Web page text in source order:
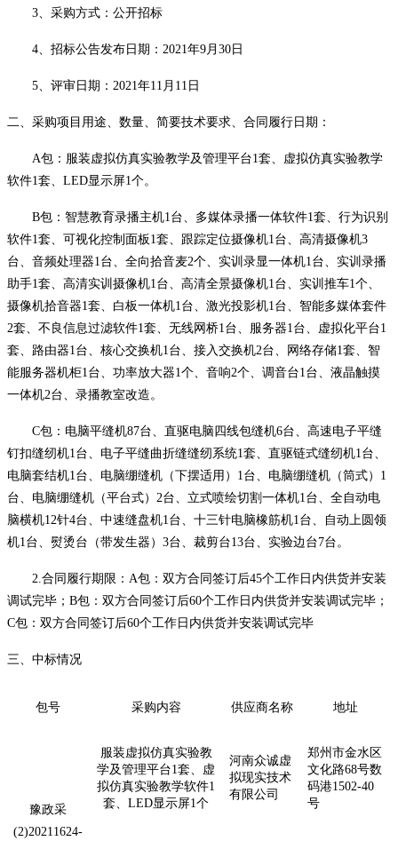
3、采购方式：公开招标
4、招标公告发布日期：2021年9月 30 日
5、评审日期：2021年11 月 11 日
二、 采购项目用途、数量、简要技术要求、合同履行日期：
A包：服装虚拟仿真实验教学及管理平台1套、虚拟仿真实验教学
软件1套、LED显示屏1个。
B包：智慧教育录播主机1台、多媒体录播一体软件1套、行为识别
软件1套、可视化控制面板1套、跟踪定位摄像机1台、高清摄像机3
台、音频处理器1台、全向拾音麦2个、实训录显一体机1台、实训录播
助手1套、高清实训摄像机1台、高清全景摄像机1台、实训推车1个、
摄像机拾音器1套、白板一体机1台、激光投影机1台、智能多媒体套件
2套、不良信息过滤软件1套、无线网桥1台、服务器1台、虚拟化平台1
套、路由器1台、核心交换机1台、接入交换机2台、网络存储1套、智
能服务器机柜1台、功率放大器1个、音响2个、调音台1台、液晶触摸
一体机2台、录播教室改造。
C包：电脑平缝机87台、直驱电脑四线包缝机6台、高速电子平缝
钉扣缝纫机1台、电子平缝曲折缝缝纫系统1套、直驱链式缝纫机1台、
电脑套结机1台、电脑绷缝机（下摆适用）1台、电脑绷缝机（筒式）1
台、电脑绷缝机（平台式）2台、立式喷绘切割一体机1台、全自动电
脑横机12针4台、中速缝盘机1台、十三针电脑橡筋机1台、自动上圆领
机1台、熨烫台（带发生器）3台、裁剪台13台、实验边台7台。
2.合同履行期限： A包：双方合同签订后45个工作日内供货并安装
调试完毕；B包：双方合同签订后60个工作日内供货并安装调试完毕；
C包：双方合同签订后60个工作日内供货并安装调试完毕
三、中标情况
包号 采购内容 供应商名称 地址
豫政采
(2)20211624-
服装虚拟仿真实验教
学及管理平台1套、虚
拟仿真实验教学软件1
套、 LED显示屏1个
河南众诚虚
拟现实技术
有限公司
郑州市金水区
文化路68号数
码港1502-40
号